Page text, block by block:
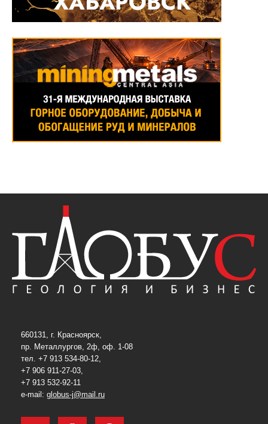
660131, г. Красноярск,
пр. Металлургов, 2ф, оф. 1-08
тел. +7 913 534-80-12,
+7 906 911-27-03,
+7 913 532-92-11
e-mail: globus-j@mail.ru